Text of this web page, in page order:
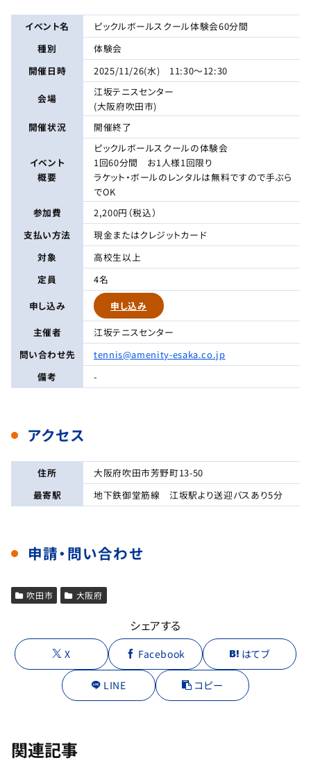
イベント名
ピックルボールスクール体験会60分間
種別
体験会
開催日時
2025/11/26(水) 11:30～12:30
会場
江坂テニスセンター
(大阪府吹田市)
開催状況
開催終了
イベント
概要
ピックルボールスクールの体験会
1回60分間 お1人様1回限り
ラケット・ボールのレンタルは無料ですので手ぶら
でOK
参加費
2,200円（税込）
支払い方法
現金またはクレジットカード
対象
高校生以上
定員
4名
申し込み
申し込み
主催者
江坂テニスセンター
問い合わせ先
tennis@amenity-esaka.co.jp
備考
-
アクセス
住所
大阪府吹田市芳野町13-50
最寄駅
地下鉄御堂筋線 江坂駅より送迎バスあり5分
申請・問い合わせ
吹田市 大阪府
シェアする
X Facebook はてブ
LINE コピー
関連記事